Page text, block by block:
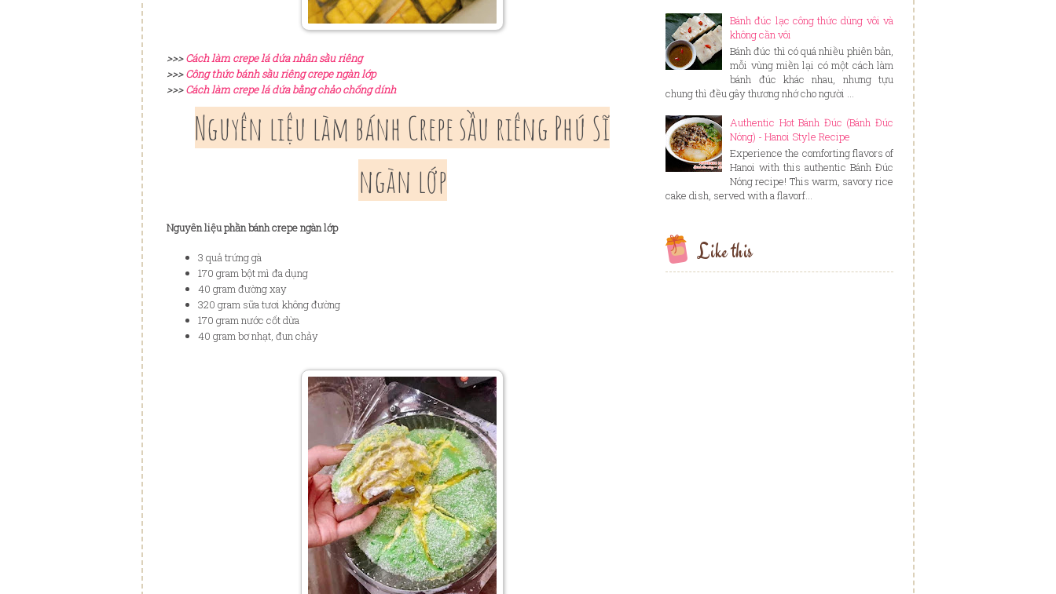
>>>Cách làm crepe lá dứa nhân sầu riêng
>>>Công thức bánh sầu riêng crepe ngàn lớp
>>>Cách làm crepe lá dứa bằng chảo chống dính
Nguyên liệu làm bánh Crepe sầu riêng Phú Sĩ
ngàn lớp
Nguyên liệu phần bánh crepe ngàn lớp
3 quả trứng gà
170 gram bột mì đa dụng
40 gram đường xay
320 gram sữa tươi không đường
170 gram nước cốt dừa
40 gram bơ nhạt, đun chảy
Bánh đúc lạc công thức dùng vôi và
không cần vôi
Bánh đúc thì có quá nhiều phiên bản,
mỗi vùng miền lại có một cách làm
bánh đúc khác nhau, nhưng tựu
chung thì đều gây thương nhớ cho người ...
Authentic Hot Bánh Đúc (Bánh Đúc
Nóng) - Hanoi Style Recipe
Experience the comforting flavors of
Hanoi with this authentic Bánh Đúc
Nóng recipe! This warm, savory rice
cake dish, served with a flavorf...
Like this